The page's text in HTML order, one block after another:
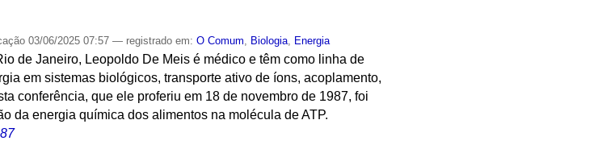
03/06/2025 07:57— registrado em:O Comum Biologia Energia
de Janeiro, Leopoldo De Meis é médico e têm como linha de
em sistemas biológicos, transporte ativo de íons, acoplamento,
conferência, que ele proferiu em 18 de novembro de 1987, foi
da energia química dos alimentos na molécula de ATP.